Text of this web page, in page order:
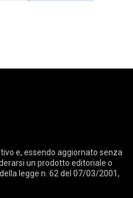
e, essendo aggiornato senza
un prodotto editoriale o
legge n. 62 del 07/03/2001,